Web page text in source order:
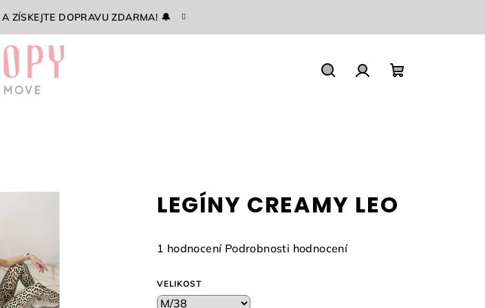
ZÍSKEJTE DOPRAVU ZDARMA! 🔔
LEGÍNY CREAMY LEO
Průměrné
produktu
je
1 hodnocení Podrobnosti hodnocení
VELIKOST